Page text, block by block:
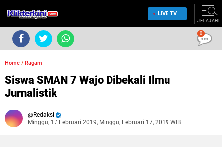
LIVE TV
JELAJAHI
Home / Ragam
Siswa SMAN 7 Wajo Dibekali Ilmu
Jurnalistik
Redaksi
Minggu, 17 Februari 2019, Minggu, Februari 17, 2019 WIB
0